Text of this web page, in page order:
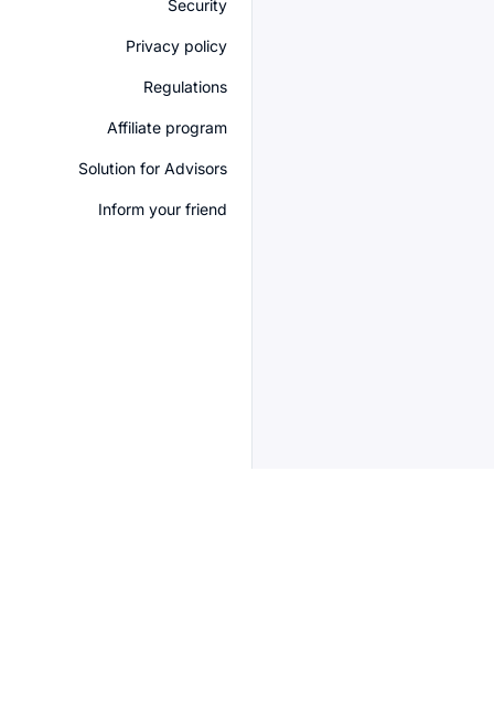
Security
Privacy policy
Regulations
Affiliate program
Solution for Advisors
Inform your friend